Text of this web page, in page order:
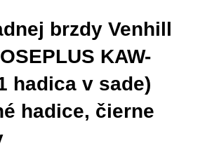
brzdy Venhill
KAW-
hadica v sade)
hadice, čierne